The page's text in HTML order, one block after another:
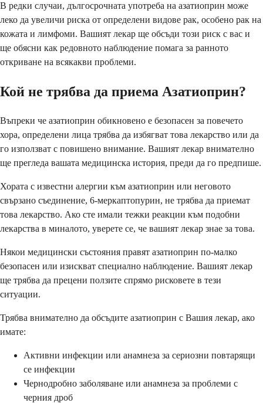
В редки случаи, дългосрочната употреба на азатиоприн може
леко да увеличи риска от определени видове рак, особено рак на
кожата и лимфоми. Вашият лекар ще обсъди този риск с вас и
ще обясни как редовното наблюдение помага за ранното
откриване на всякакви проблеми.
Кой не трябва да приема Азатиоприн?
Въпреки че азатиоприн обикновено е безопасен за повечето
хора, определени лица трябва да избягват това лекарство или да
го използват с повишено внимание. Вашият лекар внимателно
ще прегледа вашата медицинска история, преди да го предпише.
Хората с известни алергии към азатиоприн или неговото
свързано съединение, 6-меркаптопурин, не трябва да приемат
това лекарство. Ако сте имали тежки реакции към подобни
лекарства в миналото, уверете се, че вашият лекар знае за това.
Някои медицински състояния правят азатиоприн по-малко
безопасен или изискват специално наблюдение. Вашият лекар
ще трябва да прецени ползите спрямо рисковете в тези
ситуации.
Трябва внимателно да обсъдите азатиоприн с Вашия лекар, ако
имате:
Активни инфекции или анамнеза за сериозни повтарящи
се инфекции
Чернодробно заболяване или анамнеза за проблеми с
черния дроб